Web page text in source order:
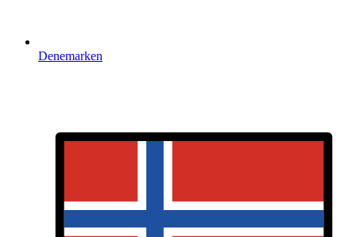
Denemarken